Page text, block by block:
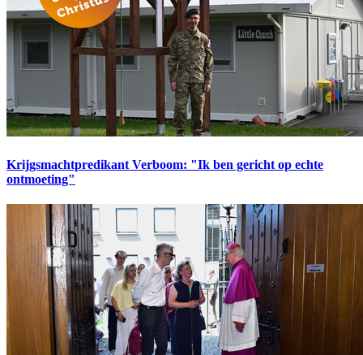
Krijgsmachtpredikant Verboom: "Ik ben gericht op echte
ontmoeting"